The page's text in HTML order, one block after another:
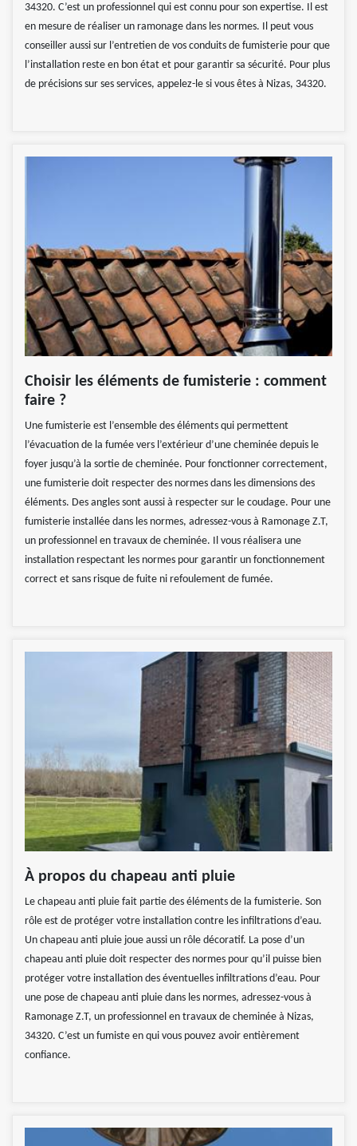
34320. C’est un professionnel qui est connu pour son expertise. Il est
en mesure de réaliser un ramonage dans les normes. Il peut vous
conseiller aussi sur l’entretien de vos conduits de fumisterie pour que
l’installation reste en bon état et pour garantir sa sécurité. Pour plus
de précisions sur ses services, appelez-le si vous êtes à Nizas, 34320.
Choisir les éléments de fumisterie : comment
faire ?
Une fumisterie est l’ensemble des éléments qui permettent
l’évacuation de la fumée vers l’extérieur d’une cheminée depuis le
foyer jusqu’à la sortie de cheminée. Pour fonctionner correctement,
une fumisterie doit respecter des normes dans les dimensions des
éléments. Des angles sont aussi à respecter sur le coudage. Pour une
fumisterie installée dans les normes, adressez-vous à Ramonage Z.T,
un professionnel en travaux de cheminée. Il vous réalisera une
installation respectant les normes pour garantir un fonctionnement
correct et sans risque de fuite ni refoulement de fumée.
À propos du chapeau anti pluie
Le chapeau anti pluie fait partie des éléments de la fumisterie. Son
rôle est de protéger votre installation contre les infiltrations d’eau.
Un chapeau anti pluie joue aussi un rôle décoratif. La pose d’un
chapeau anti pluie doit respecter des normes pour qu’il puisse bien
protéger votre installation des éventuelles infiltrations d’eau. Pour
une pose de chapeau anti pluie dans les normes, adressez-vous à
Ramonage Z.T, un professionnel en travaux de cheminée à Nizas,
34320. C’est un fumiste en qui vous pouvez avoir entièrement
confiance.